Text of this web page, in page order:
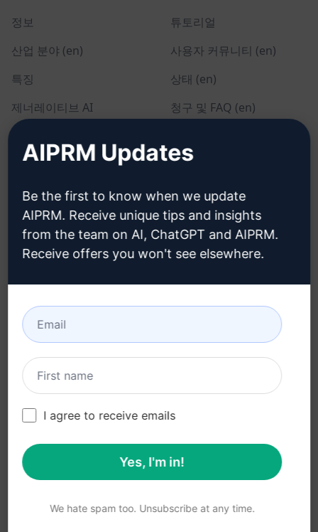
정보
산업 분야 (en)
특징
제너레이티브 AI
팀 요금제 (en)
블로그 (en)
튜토리얼
사용자 커뮤니티 (en)
상태 (en)
청구 및 FAQ (en)
법률
사용 제한 정책 (en)
이용 약관 (en)
브라우저 확장 약관 (en)
청구 약관 (en)
다운로드
Google 크롬
© 2026
All logos, trademarks, and registered trademarks are the
AIPRM and other related brand names are registered
AIPRM Updates
Be the first to know when we update
AIPRM. Receive unique tips and insights
from the team on AI, ChatGPT and AIPRM.
Receive offers you won't see elsewhere.
I agree to receive emails
Yes, I'm in!
We hate spam too. Unsubscribe at any time.